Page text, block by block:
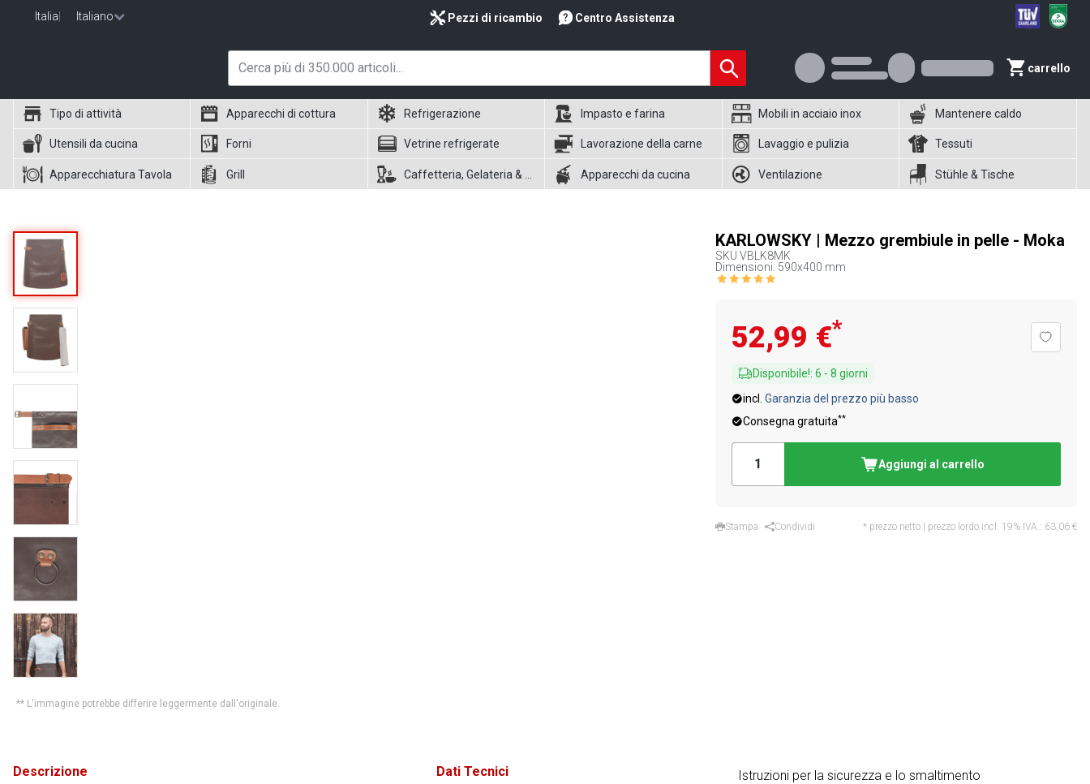
Italia Italiano Pezzi di ricambio Centro Assistenza
carrello
Tipo di attività Apparecchi di cottura Refrigerazione Impasto e farina Mobili in acciaio inox Mantenere caldo
Utensili da cucina Forni Vetrine refrigerate Lavorazione della carne Lavaggio e pulizia Tessuti
Apparecchiatura Tavola Grill Apparecchi da cucina Ventilazione Stühle & Tische
** L'immagine potrebbe differire leggermente dall'originale.
KARLOWSKY | Mezzo grembiule in pelle - Moka
SKU VBLK8MK
Dimensioni: 590x400 mm
52,99 €*
Disponibile!: 6 - 8 giorni
incl. Garanzia del prezzo più basso
Consegna gratuita**
Aggiungi al carrello
Stampa Condividi * prezzo netto | prezzo lordo incl. 19% IVA.: 63,06 €
Descrizione Dati Tecnici Istruzioni per la sicurezza e lo smaltimento